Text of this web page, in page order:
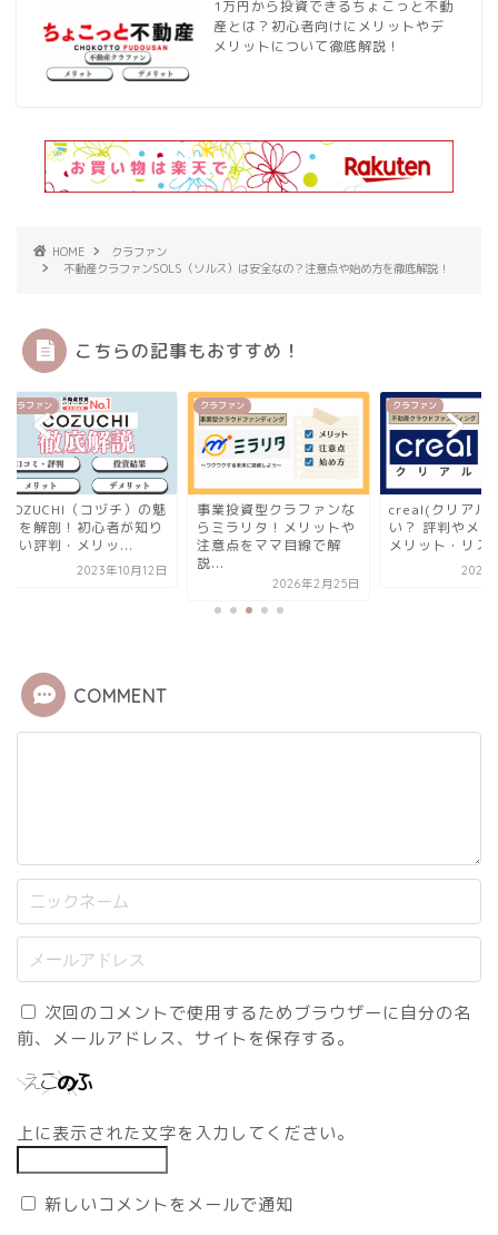
1万円から投資できるちょこっと不動
産とは？初心者向けにメリットやデ
メリットについて徹底解説！
HOME
クラファン
不動産クラファンSOLS（ソルス）は安全なの？注意点や始め方を徹底解説！
こちらの記事もおすすめ！
ァン
（コヅチ）の魅
解剖！初心者が知り
評判・メリッ...
2023年10月12日
クラファン
事業投資型クラファンな
らミラリタ！メリットや
注意点をママ目線で解
2026年2月25日
クラファン
creal(クリアル)は
い？ 評判やメリッ
メリット・リス...
2023年12
COMMENT
次回のコメントで使用するためブラウザーに自分の名
前、メールアドレス、サイトを保存する。
上に表示された文字を入力してください。
新しいコメントをメールで通知